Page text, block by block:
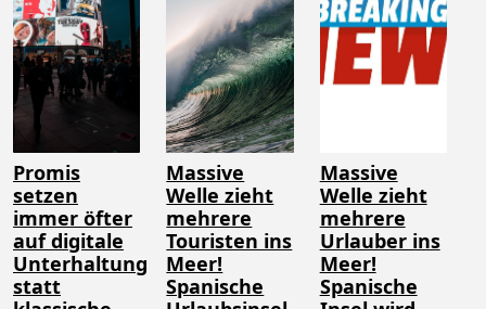
Promis
setzen
immer öfter
auf digitale
Unterhaltung
statt
Massive
Welle zieht
mehrere
Touristen ins
Meer!
Spanische
Massive
Welle zieht
mehrere
Urlauber ins
Meer!
Spanische